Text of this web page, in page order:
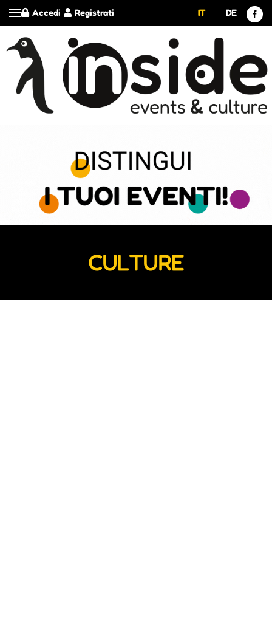
Registrati
Accedi IT DE
CULTURE